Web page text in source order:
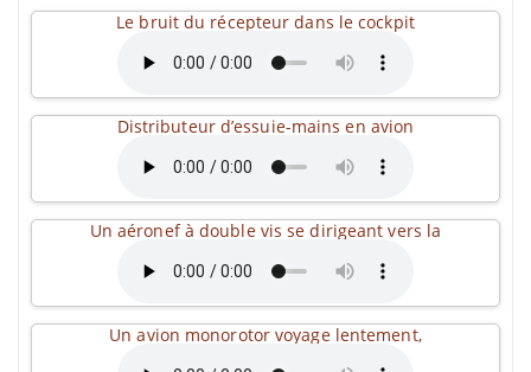
Le bruit du récepteur dans le cockpit
Distributeur d’essuie-mains en avion
Un aéronef à double vis se dirigeant vers la
Un avion monorotor voyage lentement,